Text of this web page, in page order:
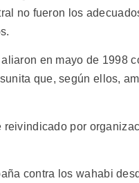
no fueron los
en mayo de 1998
que, según ellos,
reivindicado por
contra los wahabi